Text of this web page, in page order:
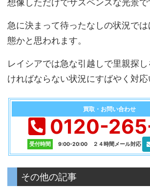
想像しただけでサスペンスな光景で
急に決まって待ったなしの状況で
態かと思われます。
レイシアでは急な引越しで里親探
ければならない状況にすばやく対応
買取・お問い合わせ
0120-
受付時間 9:00-20:00 ２４時間メール対応
その他の記事